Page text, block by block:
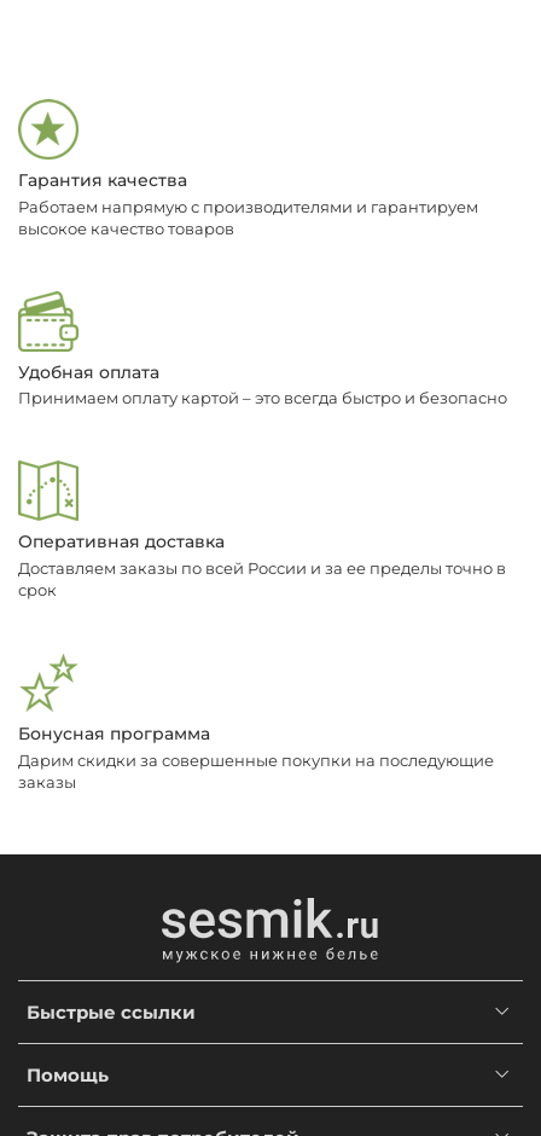
Гарантия качества
Работаем напрямую с производителями и гарантируем
высокое качество товаров
Удобная оплата
Принимаем оплату картой – это всегда быстро и безопасно
Оперативная доставка
Доставляем заказы по всей России и за ее пределы точно в
срок
Бонусная программа
Дарим скидки за совершенные покупки на последующие
заказы
Быстрые ссылки
Помощь